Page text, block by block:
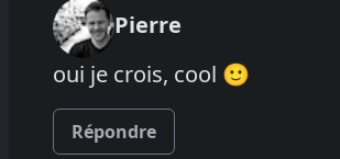
Pierre
oui je crois, cool 🙂
Répondre